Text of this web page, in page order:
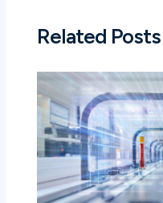
Related Posts